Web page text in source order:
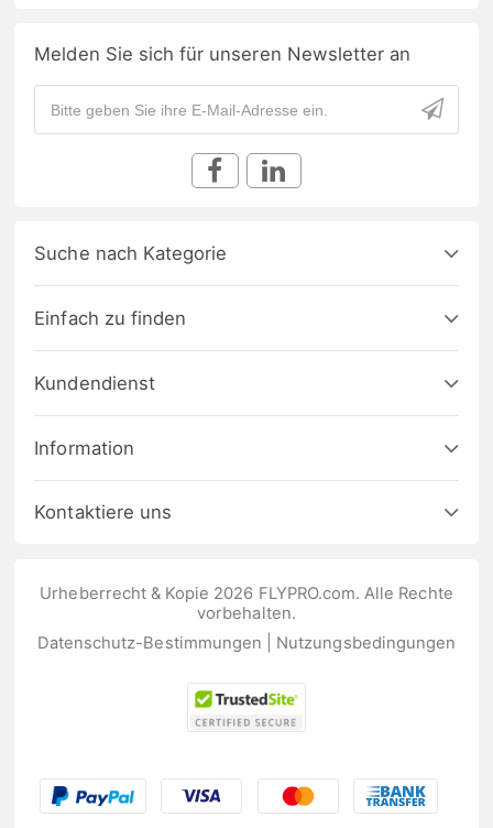
Melden Sie sich für unseren Newsletter an
Suche nach Kategorie
Einfach zu finden
Kundendienst
Information
Kontaktiere uns
Urheberrecht & Kopie 2026 FLYPRO.com. Alle Rechte
vorbehalten.
Datenschutz-Bestimmungen
Nutzungsbedingungen